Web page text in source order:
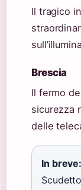
Il tragico
Brescia
Il fermo
sicurezza
delle
In breve: